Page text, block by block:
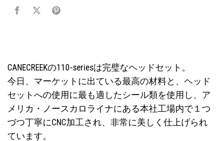
CANECREEKの110-seriesは完璧なヘッドセット。
今日、マーケットに出ている最高の材料と、ヘッド
セットへの使用に最も適したシール類を使用し、ア
メリカ・ノースカロライナにある本社工場内で１つ
づつ丁寧にCNC加工され、非常に美しく仕上げられ
ています。